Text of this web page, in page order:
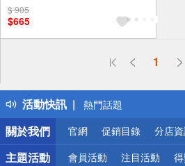
$ 905
$665
1
活動快訊
偏遠地區配送
得獎公告
熱門話題
銀行優惠
偏遠地區配送
詐騙網頁！請小心！
關於我們
官網 促銷目錄 分店
主題活動 會員活動 注目活動